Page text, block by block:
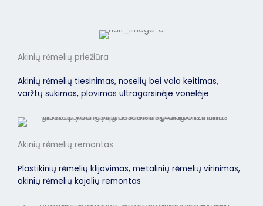
Akinių rėmelių priežiūra
Akinių rėmelių tiesinimas, noselių bei valo keitimas,
varžtų sukimas, plovimas ultragarsinėje vonelėje
Akinių rėmelių remontas
Plastikinių rėmelių klijavimas, metalinių rėmelių virinimas,
akinių rėmelių kojelių remontas